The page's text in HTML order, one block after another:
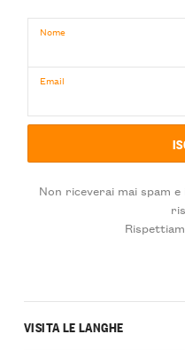
Nome
Email
Non riceverai mai spam
VISITA LE LANGHE